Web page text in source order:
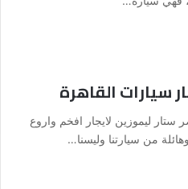
ليموزين لايجار افخم واروع
من سيارتنا وليسنا…